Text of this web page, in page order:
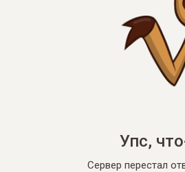
Упс,
Сервер перестал